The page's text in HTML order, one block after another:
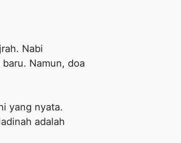
Nabi
Namun, doa
yang nyata.
adalah